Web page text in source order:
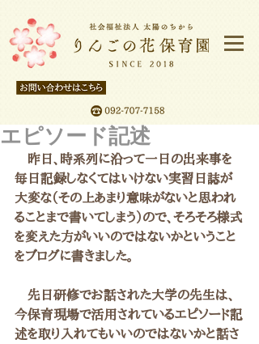
エピソード記述
昨日、時系列に沿って一日の出来事を
毎日記録しなくてはいけない実習日誌が
大変な（その上あまり意味がないと思われ
ることまで書いてしまう）ので、そろそろ様式
を変えた方がいいのではないかということ
をブログに書きました。
先日研修でお話された大学の先生は、
今保育現場で活用されているエピソード記
述を取り入れてもいいのではないかと話さ